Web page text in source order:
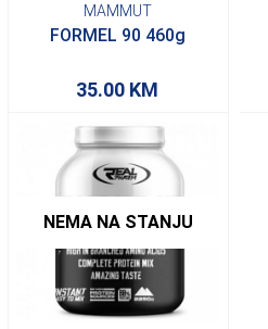
MAMMUT
FORMEL 90 460g
35.00 KM
NEMA NA STANJU